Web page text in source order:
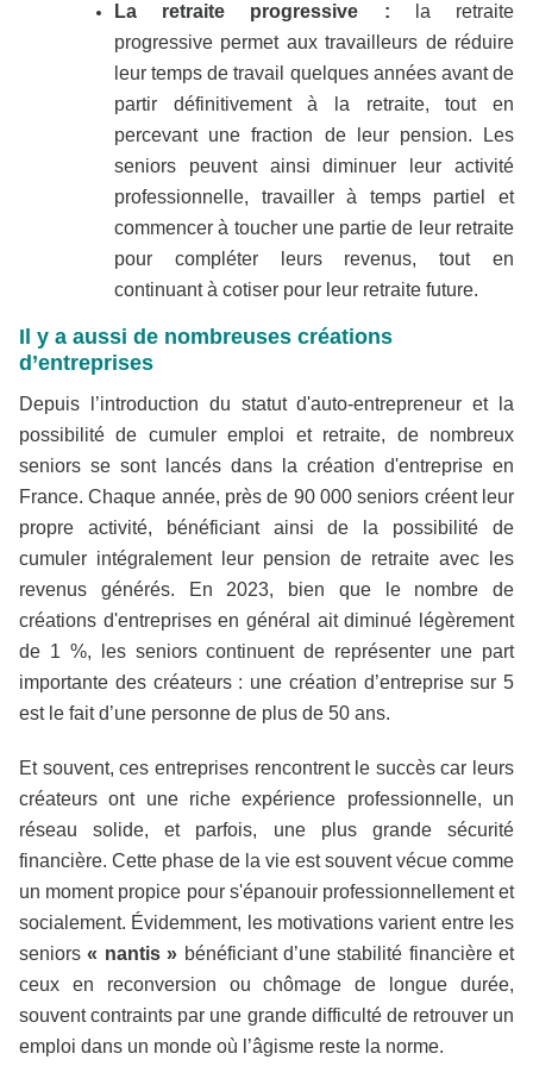
La retraite progressive :
la retraite
progressive permet aux travailleurs de réduire
leur temps de travail quelques années avant de
partir définitivement à la retraite, tout en
percevant une fraction de leur pension. Les
seniors peuvent ainsi diminuer leur activité
professionnelle, travailler à temps partiel et
commencer à toucher une partie de leur retraite
pour compléter leurs revenus, tout en
continuant à cotiser pour leur retraite future.
Il y a aussi de nombreuses créations
d’entreprises
Depuis l’introduction du statut d'auto-entrepreneur et la
possibilité de cumuler emploi et retraite, de nombreux
seniors se sont lancés dans la création d'entreprise en
France. Chaque année, près de 90 000 seniors créent leur
propre activité, bénéficiant ainsi de la possibilité de
cumuler intégralement leur pension de retraite avec les
revenus générés. En 2023, bien que le nombre de
créations d'entreprises en général ait diminué légèrement
de 1 %, les seniors continuent de représenter une part
importante des créateurs : une création d’entreprise sur 5
est le fait d’une personne de plus de 50 ans.
Et souvent, ces entreprises rencontrent le succès car leurs
créateurs ont une riche expérience professionnelle, un
réseau solide, et parfois, une plus grande sécurité
financière. Cette phase de la vie est souvent vécue comme
un moment propice pour s'épanouir professionnellement et
socialement. Évidemment, les motivations varient entre les
seniors « nantis » bénéficiant d’une stabilité financière et
ceux en reconversion ou chômage de longue durée,
souvent contraints par une grande difficulté de retrouver un
emploi dans un monde où l’âgisme reste la norme.